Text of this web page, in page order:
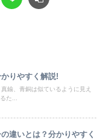
りやすく解説!
鍮、青銅は似ているように見え
た...
違いとは？分かりやすく